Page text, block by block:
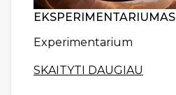
EKSPERIMENTARIUMAS
Experimentarium
SKAITYTI DAUGIAU